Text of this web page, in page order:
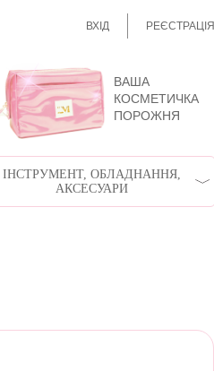
ВХІД РЕЄСТРАЦІЯ
ВАША
КОСМЕТИЧКА
ПОРОЖНЯ
ІНСТРУМЕНТ, ОБЛАДНАННЯ,
АКСЕСУАРИ